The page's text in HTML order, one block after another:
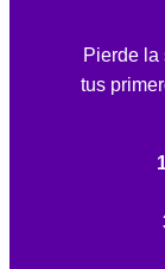
Pierde la
tus